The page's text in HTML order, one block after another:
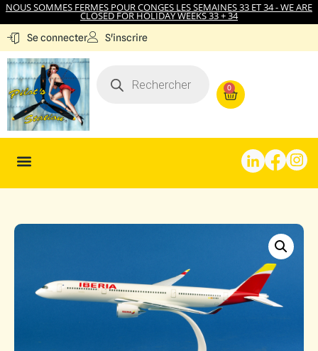
NOUS SOMMES FERMES POUR CONGES LES SEMAINES 33 ET 34 - WE ARE
CLOSED FOR HOLIDAY WEEKS 33 + 34
Se connecter S'inscrire
0